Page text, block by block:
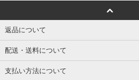
返品について
配送・送料について
支払い方法について